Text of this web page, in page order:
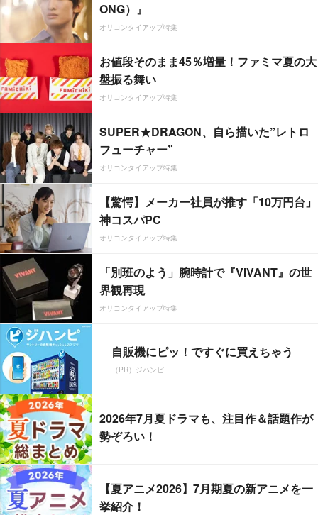
ONG）』
オリコンタイアップ特集
お値段そのまま45％増量！ファミマ夏の大
盤振る舞い
オリコンタイアップ特集
SUPER★DRAGON、自ら描いた”レトロ
フューチャー”
オリコンタイアップ特集
【驚愕】メーカー社員が推す「10万円台」
神コスパPC
オリコンタイアップ特集
「別班のよう」腕時計で『VIVANT』の世
界観再現
オリコンタイアップ特集
自販機にピッ！ですぐに買えちゃう
（PR）ジハンピ
2026年7月夏ドラマも、注目作＆話題作が
勢ぞろい！
【夏アニメ2026】7月期夏の新アニメを一
挙紹介！